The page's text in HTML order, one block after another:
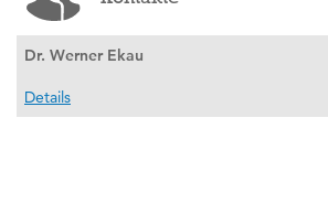
Dr. Werner Ekau
Details